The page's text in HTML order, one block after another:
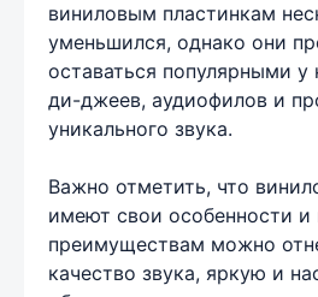
виниловым пластинкам
уменьшился, однако они
оставаться популярными у
ди-джеев, аудиофилов и
уникального звука.
Важно отметить, что
имеют свои особенности и
преимуществам можно
качество звука, яркую и